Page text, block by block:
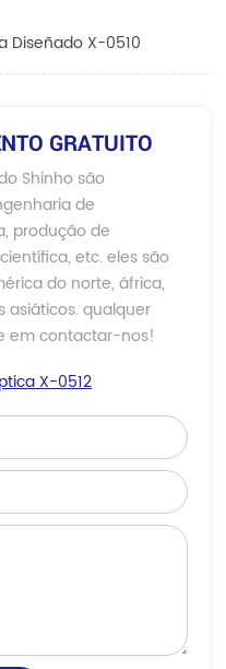
Diseñado X-0510
GRATUITO
Shinho são
de
produção de
etc. eles são
do norte, áfrica,
asiáticos. qualquer
em contactar-nos!
X-0512